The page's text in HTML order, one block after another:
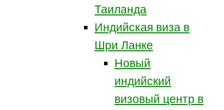
Таиланда
Индийская виза в
Шри Ланке
Новый
индийский
визовый центр в